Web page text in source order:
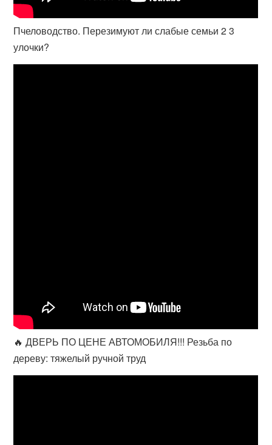
Пчеловодство. Перезимуют ли слабые семьи 2 3
улочки?
🔥 ДВЕРЬ ПО ЦЕНЕ АВТОМОБИЛЯ!!! Резьба по
дереву: тяжелый ручной труд